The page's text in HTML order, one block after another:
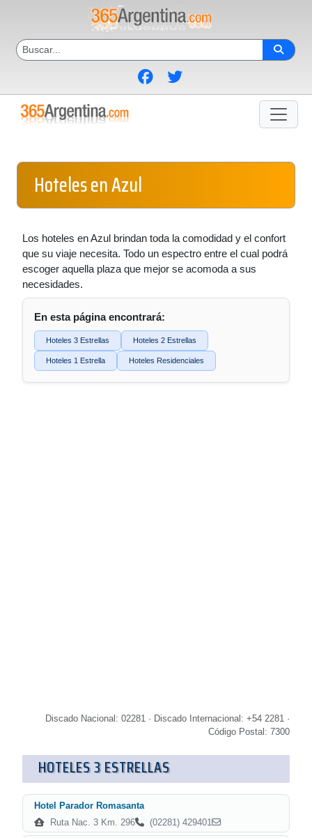
Hoteles en Azul
Los hoteles en Azul brindan toda la comodidad y el confort
que su viaje necesita. Todo un espectro entre el cual podrá
escoger aquella plaza que mejor se acomoda a sus
necesidades.
En esta página encontrará:
Hoteles 3 Estrellas Hoteles 2 Estrellas
Hoteles 1 Estrella Hoteles Residenciales
Discado Nacional: 02281 · Discado Internacional: +54 2281 ·
Código Postal: 7300
HOTELES 3 ESTRELLAS
Hotel Parador Romasanta
Ruta Nac. 3 Km. 296
(02281) 429401